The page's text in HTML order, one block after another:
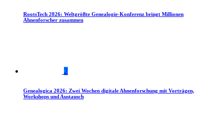
RootsTech 2026: Weltgrößte Genealogie-Konferenz bringt Millionen
Ahnenforscher zusammen
2
Genealogica 2026: Zwei Wochen digitale Ahnenforschung mit Vorträgen,
Workshops und Austausch